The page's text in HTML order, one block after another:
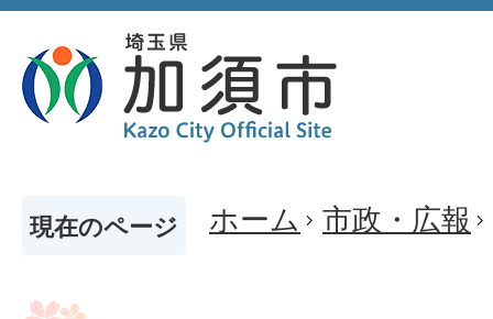
現在のページ ホーム 市政・広報